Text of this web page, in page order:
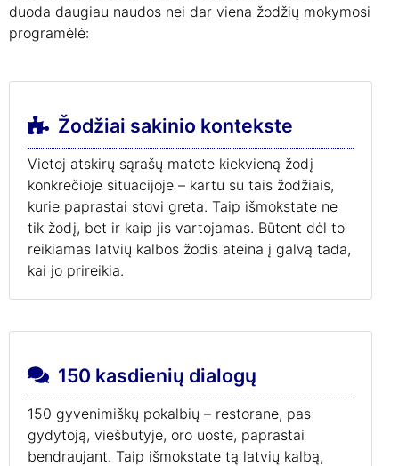
duoda daugiau naudos nei dar viena žodžių mokymosi
programėlė:
Žodžiai sakinio kontekste
Vietoj atskirų sąrašų matote kiekvieną žodį
konkrečioje situacijoje – kartu su tais žodžiais,
kurie paprastai stovi greta. Taip išmokstate ne
tik žodį, bet ir kaip jis vartojamas. Būtent dėl to
reikiamas latvių kalbos žodis ateina į galvą tada,
kai jo prireikia.
150 kasdienių dialogų
150 gyvenimiškų pokalbių – restorane, pas
gydytoją, viešbutyje, oro uoste, paprastai
bendraujant. Taip išmokstate tą latvių kalbą,